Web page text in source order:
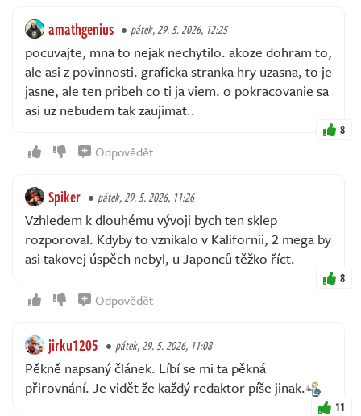
amathgenius pátek, 29. 5. 2026, 12:25
pocuvajte, mna to nejak nechytilo. akoze dohram to,
ale asi z povinnosti. graficka stranka hry uzasna, to je
jasne, ale ten pribeh co ti ja viem. o pokracovanie sa
asi uz nebudem tak zaujimat..
8
Odpovědět
Spiker pátek, 29. 5. 2026, 11:26
Vzhledem k dlouhému vývoji bych ten sklep
rozporoval. Kdyby to vznikalo v Kalifornii, 2 mega by
asi takovej úspěch nebyl, u Japonců těžko říct.
8
Odpovědět
jirku1205 pátek, 29. 5. 2026, 11:08
Pěkně napsaný článek. Líbí se mi ta pěkná
přirovnání. Je vidět že každý redaktor píše jinak.
11